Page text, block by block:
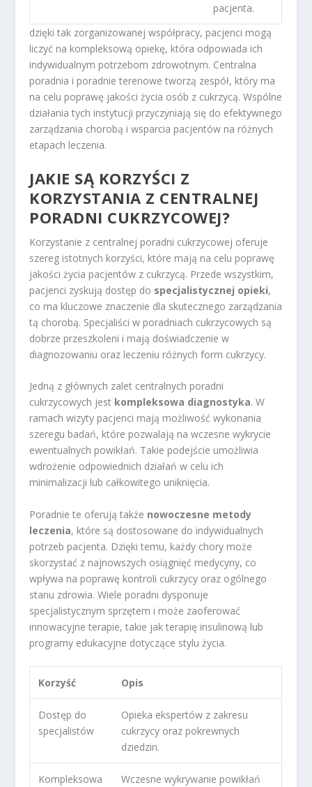
pacjenta.
dzięki tak zorganizowanej współpracy, pacjenci mogą
liczyć na kompleksową opiekę, która odpowiada ich
indywidualnym potrzebom zdrowotnym. Centralna
poradnia i poradnie terenowe tworzą zespół, który ma
na celu poprawę jakości życia osób z cukrzycą. Wspólne
działania tych instytucji przyczyniają się do efektywnego
zarządzania chorobą i wsparcia pacjentów na różnych
etapach leczenia.
JAKIE SĄ KORZYŚCI Z
KORZYSTANIA Z CENTRALNEJ
PORADNI CUKRZYCOWEJ?
Korzystanie z centralnej poradni cukrzycowej oferuje
szereg istotnych korzyści, które mają na celu poprawę
jakości życia pacjentów z cukrzycą. Przede wszystkim,
pacjenci zyskują dostęp do specjalistycznej opieki,
co ma kluczowe znaczenie dla skutecznego zarządzania
tą chorobą. Specjaliści w poradniach cukrzycowych są
dobrze przeszkoleni i mają doświadczenie w
diagnozowaniu oraz leczeniu różnych form cukrzycy.
Jedną z głównych zalet centralnych poradni
cukrzycowych jest kompleksowa diagnostyka. W
ramach wizyty pacjenci mają możliwość wykonania
szeregu badań, które pozwalają na wczesne wykrycie
ewentualnych powikłań. Takie podejście umożliwia
wdrożenie odpowiednich działań w celu ich
minimalizacji lub całkowitego uniknięcia.
Poradnie te oferują także nowoczesne metody
leczenia, które są dostosowane do indywidualnych
potrzeb pacjenta. Dzięki temu, każdy chory może
skorzystać z najnowszych osiągnięć medycyny, co
wpływa na poprawę kontroli cukrzycy oraz ogólnego
stanu zdrowia. Wiele poradni dysponuje
specjalistycznym sprzętem i może zaoferować
innowacyjne terapie, takie jak terapię insulinową lub
programy edukacyjne dotyczące stylu życia.
Korzyść Opis
Dostęp do
specjalistów
Opieka ekspertów z zakresu
cukrzycy oraz pokrewnych
dziedzin.
Kompleksowa
Wczesne wykrywanie powikłań